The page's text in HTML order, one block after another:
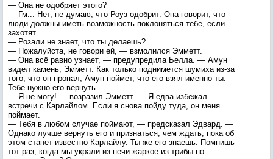
— Она не одобряет этого?
— Гм... Нет, не думаю, что Роуз одобрит. Она говорит, что
люди должны иметь возможность поклоняться тебе, если
захотят.
— Розали не знает, что ты делаешь?
— Пожалуйста, не говори ей, — взмолился Эмметт.
— Она всё равно узнает, — предупредила Белла. — Амун
видел камень, Эмметт. Как только поднимется шумиха из-за
того, что он пропал, Амун поймет, что его взял именно ты.
Тебе нужно его вернуть.
— Я не могу! — возразил Эмметт. — Я едва избежал
встречи с Карлайлом. Если я снова пойду туда, он меня
поймает.
— Тебя в любом случае поймают, — предсказал Эдвард. —
Однако лучше вернуть его и признаться, чем ждать, пока об
этом станет известно Карлайлу. Ты же его знаешь. Помнишь
тот раз, когда мы украли из печи жаркое из трибы по